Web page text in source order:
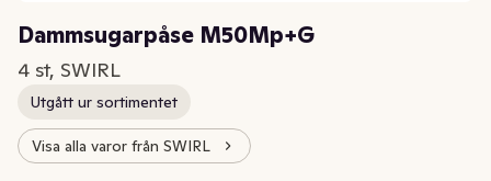
Dammsugarpåse M50Mp+G
4 st, SWIRL
Utgått ur sortimentet
Visa alla varor från SWIRL